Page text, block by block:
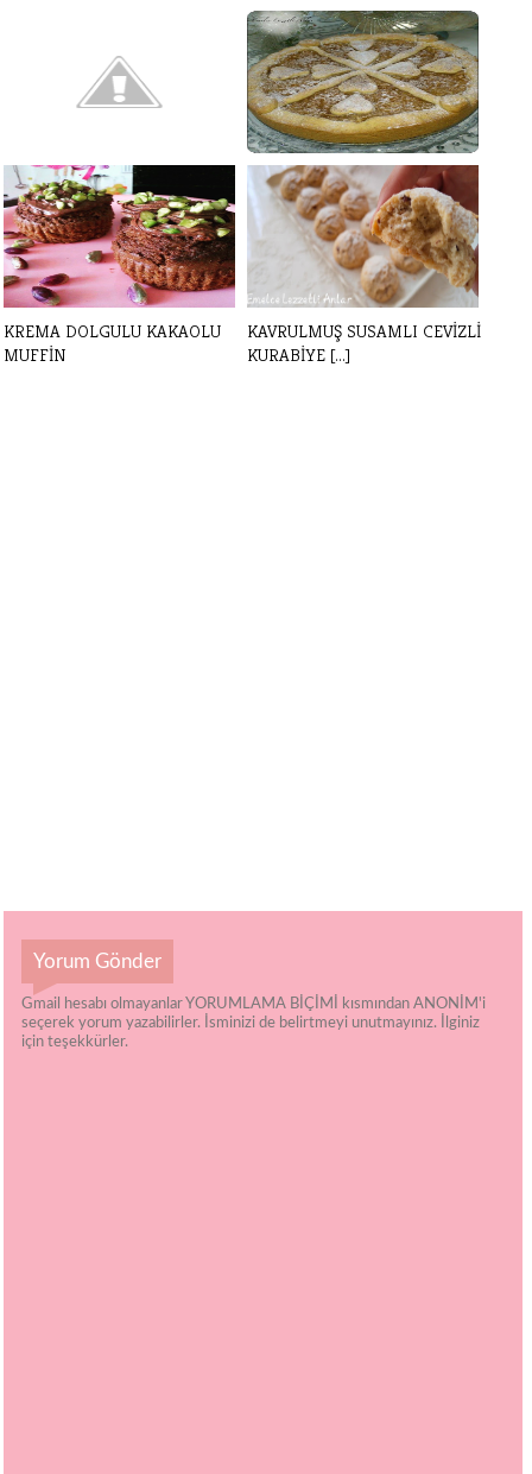
KAKAOLU CUPCAKE TARİFİ ELMALI TART
KREMA DOLGULU KAKAOLU
MUFFİN
KAVRULMUŞ SUSAMLI CEVİZLİ
KURABİYE [...]
Yorum Gönder
Gmail hesabı olmayanlar YORUMLAMA BİÇİMİ kısmından ANONİM'i
seçerek yorum yazabilirler. İsminizi de belirtmeyi unutmayınız. İlginiz
için teşekkürler.